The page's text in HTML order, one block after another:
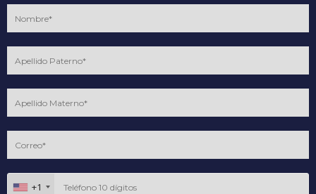
+1